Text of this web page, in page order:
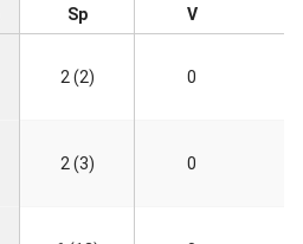
Sp V
2 (2) 0
2 (3) 0